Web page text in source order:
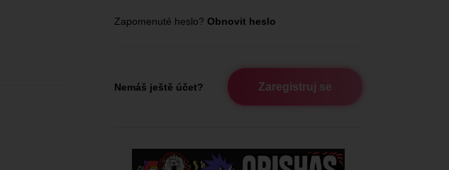
Zapomenuté heslo? Obnovit heslo
Nemáš ještě účet? Zaregistruj se